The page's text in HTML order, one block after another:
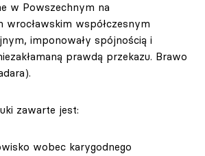
w Powszechnym na
wrocławskim współczesnym
imponowały spójnością i
prawdą przekazu. Brawo
zawarte jest:
wobec karygodnego